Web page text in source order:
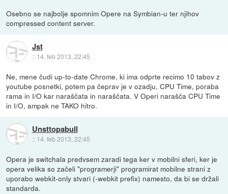
Osebno se najbolje spomnim Opere na Symbian-u ter njihov
compressed content server.
Jst
:: 14. feb 2013, 22:45
Ne, mene čudi up-to-date Chrome, ki ima odprte recimo 10 tabov z
youtube posnetki, potem pa čeprav je v ozadju, CPU Time, poraba
rama in I/O kar naraščata in naraščata. V Operi narašča CPU Time
in I/O, ampak ne TAKO hitro.
Unsttopabull
:: 14. feb 2013, 22:45
Opera je switchala predvsem zaradi tega ker v mobilni sferi, ker je
opera velika so začeli "programerji" programirat mobilne strani z
uporabo webkit-only stvari (-webkit prefix) namesto, da bi se držali
standarda.